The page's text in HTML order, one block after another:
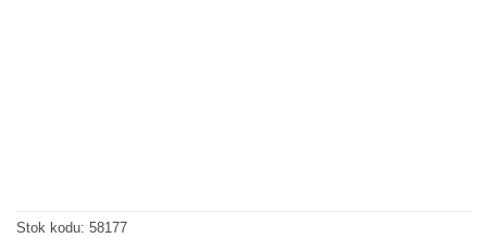
Stok kodu: 58177